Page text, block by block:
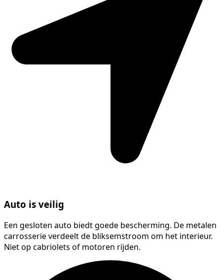
Auto is veilig
Een gesloten auto biedt goede bescherming. De metalen
carrosserie verdeelt de bliksemstroom om het interieur.
Niet op cabriolets of motoren rijden.